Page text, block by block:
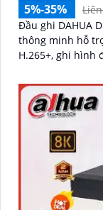
5%-35%
Đầu ghi DAHUA
thông minh hỗ
H.265+, ghi hình